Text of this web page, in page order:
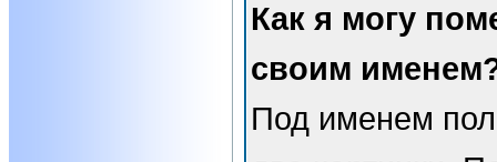
Как я могу
своим
Под именем